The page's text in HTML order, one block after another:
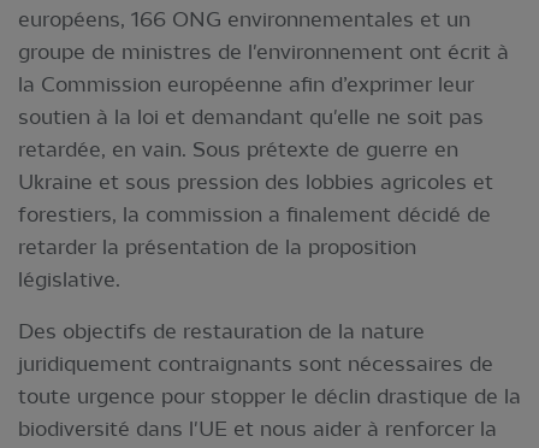
européens, 166 ONG environnementales et un
groupe de ministres de l'environnement ont écrit à
la Commission européenne afin d’exprimer leur
soutien à la loi et demandant qu'elle ne soit pas
retardée, en vain. Sous prétexte de guerre en
Ukraine et sous pression des lobbies agricoles et
forestiers, la commission a finalement décidé de
retarder la présentation de la proposition
législative.
Des objectifs de restauration de la nature
juridiquement contraignants sont nécessaires de
toute urgence pour stopper le déclin drastique de la
biodiversité dans l'UE et nous aider à renforcer la